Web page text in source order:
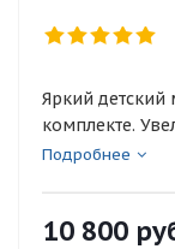
Яркий
комплекте.
Подробнее
10 800